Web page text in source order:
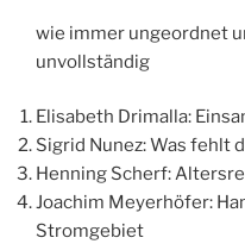
wie immer ungeordnet
unvollständig
Elisabeth Drimalla:
Sigrid Nunez: Was fehlt
Henning Scherf:
Joachim Meyerhöfer:
Stromgebiet